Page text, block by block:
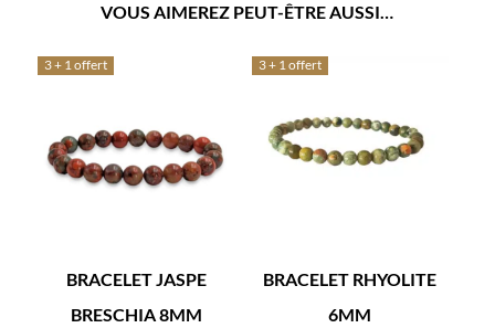
VOUS AIMEREZ PEUT-ÊTRE AUSSI…
3 + 1 offert
BRACELET JASPE
BRESCHIA 8MM
3 + 1 offert
BRACELET RHYOLITE
6MM